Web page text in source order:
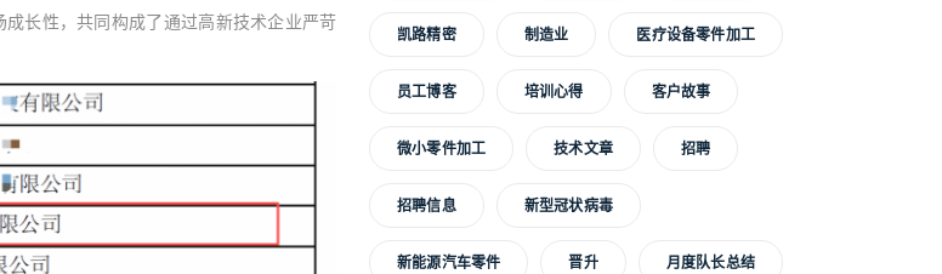
长性，共同构成了通过高新技术企业严苛
凯路精密 制造业 医疗设备零件加工
员工博客 培训心得 客户故事
微小零件加工 技术文章 招聘
招聘信息 新型冠状病毒
新能源汽车零件 晋升 月度队长总结